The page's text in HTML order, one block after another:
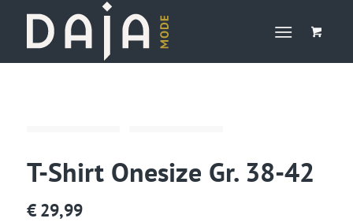
T-Shirt Onesize Gr. 38-42
€ 29,99